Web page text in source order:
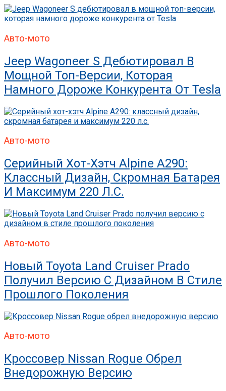
Авто-мото
Jeep Wagoneer S Дебютировал В
Мощной Топ-Версии, Которая
Намного Дороже Конкурента От Tesla
Авто-мото
Серийный Хот-Хэтч Alpine A290:
Классный Дизайн, Скромная Батарея
И Максимум 220 Л.с.
Авто-мото
Новый Toyota Land Cruiser Prado
Получил Версию С Дизайном В Стиле
Прошлого Поколения
Авто-мото
Кроссовер Nissan Rogue Обрел
Внедорожную Версию